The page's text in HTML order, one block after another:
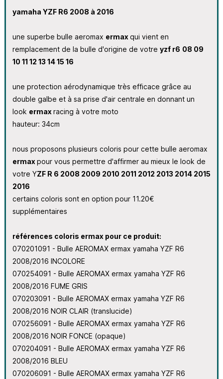
yamaha YZF R6 2008 à 2016
une superbe bulle aeromax ermax qui vient en
remplacement de la bulle d'origine de votre yzf r6 08 09
10 11 12 13 14 15 16
une protection aérodynamique très efficace grâce au
double galbe et à sa prise d'air centrale en donnant un
look ermax racing à votre moto
hauteur: 34cm
nous proposons plusieurs coloris pour cette bulle aeromax
ermax pour vous permettre d'affirmer au mieux le look de
votre YZF R 6 2008 2009 2010 2011 2012 2013 2014 2015
2016
certains coloris sont en option pour 11.20€
supplémentaires
références coloris ermax pour ce produit:
070201091 - Bulle AEROMAX ermax yamaha YZF R6
2008/2016 INCOLORE
070254091 - Bulle AEROMAX ermax yamaha YZF R6
2008/2016 FUME GRIS
070203091 - Bulle AEROMAX ermax yamaha YZF R6
2008/2016 NOIR CLAIR (translucide)
070256091 - Bulle AEROMAX ermax yamaha YZF R6
2008/2016 NOIR FONCE (opaque)
070204091 - Bulle AEROMAX ermax yamaha YZF R6
2008/2016 BLEU
070206091 - Bulle AEROMAX ermax yamaha YZF R6